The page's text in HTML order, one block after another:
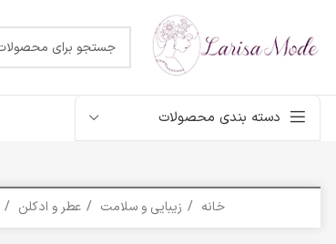
دسته بندی محصولات
خانه زیبایی و سلامت عطر و ادکلن